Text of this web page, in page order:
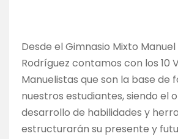
Desde el Gimnasio Mixto
Rodríguez contamos con los 10
Manuelistas que son la base de
nuestros estudiantes, siendo el
desarrollo de habilidades y
estructurarán su presente y